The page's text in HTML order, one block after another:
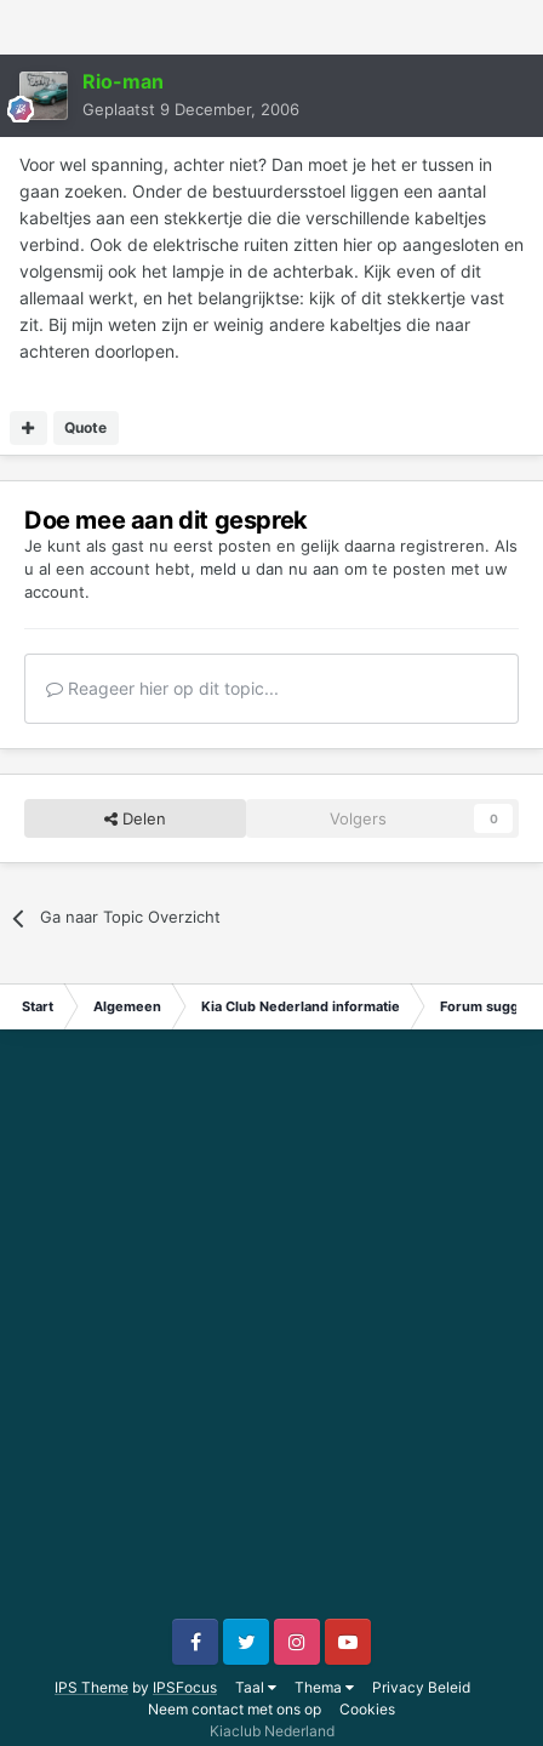
Rio-man
Geplaatst 9 December, 2006
Voor wel spanning, achter niet? Dan moet je het er tussen in
gaan zoeken. Onder de bestuurdersstoel liggen een aantal
kabeltjes aan een stekkertje die die verschillende kabeltjes
verbind. Ook de elektrische ruiten zitten hier op aangesloten en
volgensmij ook het lampje in de achterbak. Kijk even of dit
allemaal werkt, en het belangrijktse: kijk of dit stekkertje vast
zit. Bij mijn weten zijn er weinig andere kabeltjes die naar
achteren doorlopen.
Quote
Doe mee aan dit gesprek
Je kunt als gast nu eerst posten en gelijk daarna registreren. Als
u al een account hebt, meld u dan nu aan om te posten met uw
account.
Reageer hier op dit topic...
Delen Volgers 0
Ga naar Topic Overzicht
Start Algemeen Kia Club Nederland informatie Forum
IPS Theme by IPSFocus Taal Thema
Privacy Beleid
Neem contact met ons op
Cookies
Kiaclub Nederland